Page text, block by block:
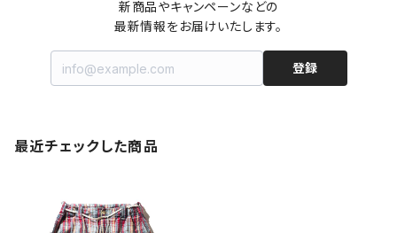
新商品やキャンペーンなどの
最新情報をお届けいたします。
登録
最近チェックした商品